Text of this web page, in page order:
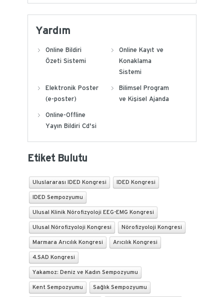
Yardım
Online Bildiri
Özeti Sistemi
Online Kayıt ve
Konaklama
Sistemi
Elektronik Poster
(e-poster)
Bilimsel Program
ve Kişisel Ajanda
Online-Offline
Yayın Bildiri Cd'si
Etiket Bulutu
Uluslararası IDED Kongresi IDED Kongresi
IDED Sempozyumu
Ulusal Klinik Nörofizyoloji EEG-EMG Kongresi
Ulusal Nörofizyoloji Kongresi Nörofizyoloji Kongresi
Marmara Arıcılık Kongresi Arıcılık Kongresi
4.SAD Kongresi
Yakamoz: Deniz ve Kadın Sempozyumu
Kent Sempozyumu Sağlık Sempozyumu